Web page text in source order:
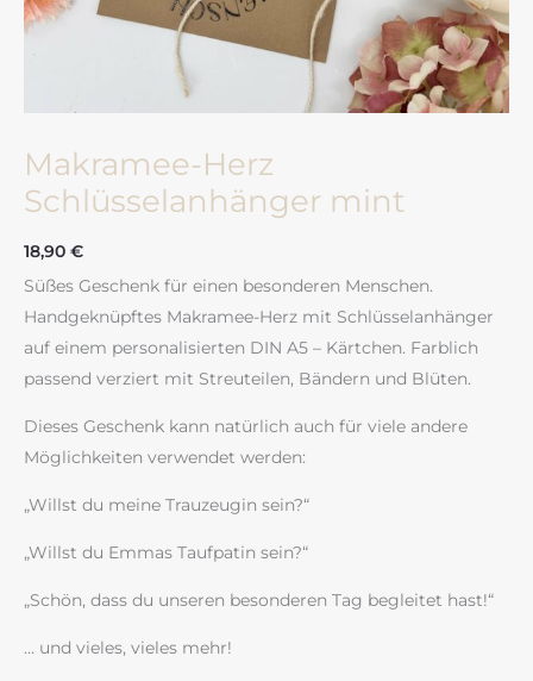
Makramee-Herz
Schlüsselanhänger mint
18,90 €
Süßes Geschenk für einen besonderen Menschen.
Handgeknüpftes Makramee-Herz mit Schlüsselanhänger
auf einem personalisierten DIN A5 – Kärtchen. Farblich
passend verziert mit Streuteilen, Bändern und Blüten.
Dieses Geschenk kann natürlich auch für viele andere
Möglichkeiten verwendet werden:
„Willst du meine Trauzeugin sein?“
„Willst du Emmas Taufpatin sein?“
„Schön, dass du unseren besonderen Tag begleitet hast!“
… und vieles, vieles mehr!